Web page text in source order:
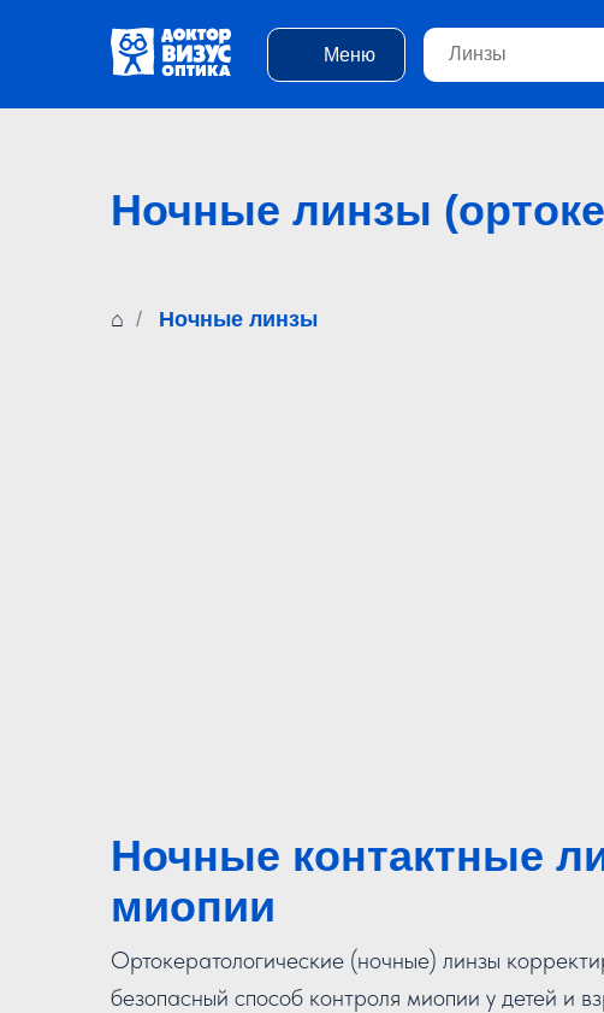
Меню
Ночные линзы
⌂ / Ночные линзы
Ночные контактные
миопии
Ортокератологические (ночные) линзы
безопасный способ контроля миопии у детей и